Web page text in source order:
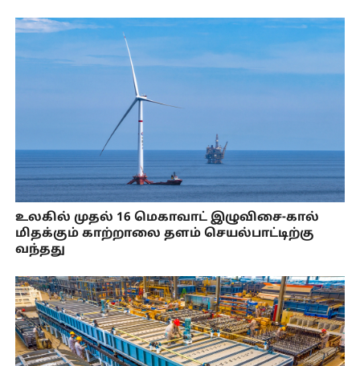
உலகில் முதல் 16 மெகாவாட் இழுவிசை-கால்
மிதக்கும் காற்றாலை தளம் செயல்பாட்டிற்கு
வந்தது